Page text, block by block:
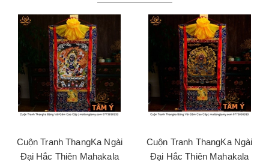
Cuộn Tranh ThangKa Ngài
Đại Hắc Thiên Mahakala
Cuộn Tranh ThangKa Ngài
Đại Hắc Thiên Mahakala